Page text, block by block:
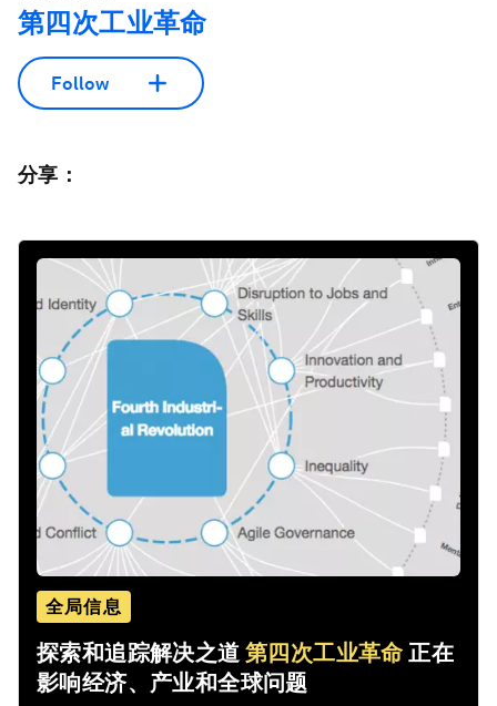
第四次工业革命
Follow
分享：
全局信息
探索和追踪解决之道第四次工业革命正在
影响经济、产业和全球问题